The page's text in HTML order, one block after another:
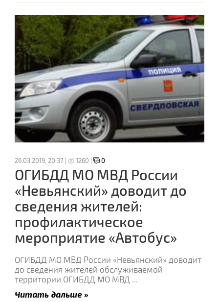
26.03.2019, 20:37 | 1260 | 0
ОГИБДД МО МВД России
«Невьянский» доводит до
сведения жителей:
профилактическое
мероприятие «Автобус»
ОГИБДД МО МВД России «Невьянский» доводит
до сведения жителей обслуживаемой
территории ОГИБДД МО МВД ...
Читать дальше »